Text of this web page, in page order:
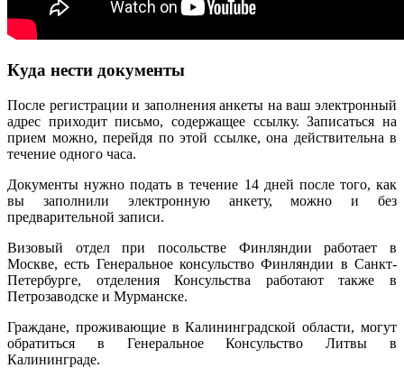
Куда нести документы
После регистрации и заполнения анкеты на ваш электронный
адрес приходит письмо, содержащее ссылку. Записаться на
прием можно, перейдя по этой ссылке, она действительна в
течение одного часа.
Документы нужно подать в течение 14 дней после того, как
вы заполнили электронную анкету, можно и без
предварительной записи.
Визовый отдел при посольстве Финляндии работает в
Москве, есть Генеральное консульство Финляндии в Санкт-
Петербурге, отделения Консульства работают также в
Петрозаводске и Мурманске.
Граждане, проживающие в Калининградской области, могут
обратиться в Генеральное Консульство Литвы в
Калининграде.